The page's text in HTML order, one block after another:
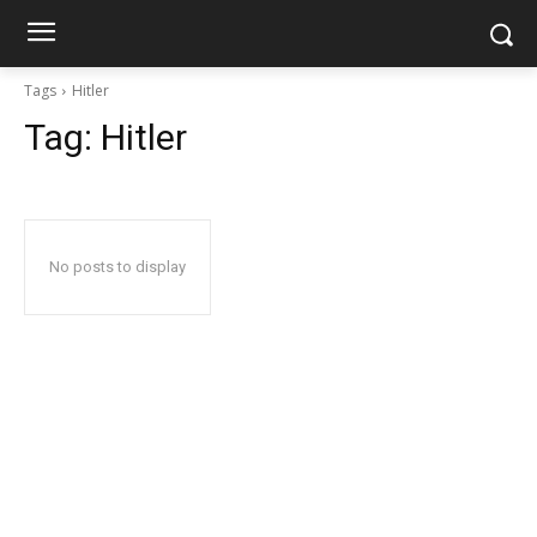
Tags Hitler
Tag: Hitler
No posts to display